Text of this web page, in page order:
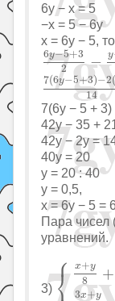
6y − x = 5
−x = 5 − 6y
x = 6y − 5,
6y−5+3
2
− y
6y−5 + 32 −
7(6y−5+3)−2
14
7(6y −5+ 3)
7(6y − 5 +
42y − 35 +
42y − 2y =
40y = 20
y = 20 : 40
y = 0,5,
x = 6y − 5 =
Пара чисел
уравнений.
3) ⎧
⎨ x+y
8 +
3x+y
x +y8+